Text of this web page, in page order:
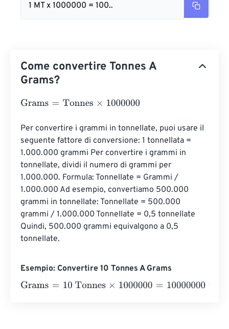
1 MT x 1000000 = 100..
Come convertire Tonnes A
Grams?
Grams= Tonnes×1000000
Per convertire i grammi in tonnellate, puoi usare il
seguente fattore di conversione: 1 tonnellata =
1.000.000 grammi Per convertire i grammi in
tonnellate, dividi il numero di grammi per
1.000.000. Formula: Tonnellate = Grammi /
1.000.000 Ad esempio, convertiamo 500.000
grammi in tonnellate: Tonnellate = 500.000
grammi / 1.000.000 Tonnellate = 0,5 tonnellate
Quindi, 500.000 grammi equivalgono a 0,5
tonnellate.
Esempio: Convertire 10 Tonnes A Grams
Grams= 10 Tonnes×1000000=10000000 Grams